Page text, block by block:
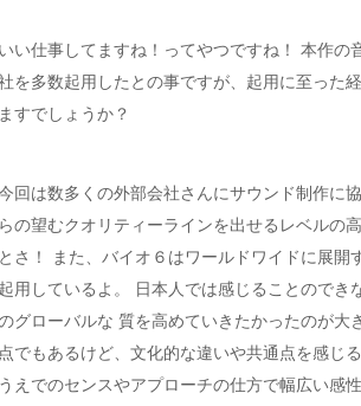
い仕事してますね！ってやつですね！ 本作の
を多数起用したとの事ですが、起用に至った
すでしょうか？
回は数多くの外部会社さんにサウンド制作に
の望むクオリティーラインを出せるレベルの
さ！ また、バイオ６はワールドワイドに展開
用しているよ。 日本人では感じることのでき
グローバルな 質を高めていきたかったのが大
でもあるけど、文化的な違いや共通点を感じ
えでのセンスやアプローチの仕方で幅広い感